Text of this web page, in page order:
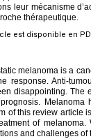
leur mécanisme
thérapeutique.
est disponible en
melanoma is a
response. Anti-
disappointing. The
of this review article
of
and challenges